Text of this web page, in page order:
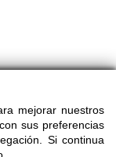
mejorar nuestros
sus preferencias
Si continua